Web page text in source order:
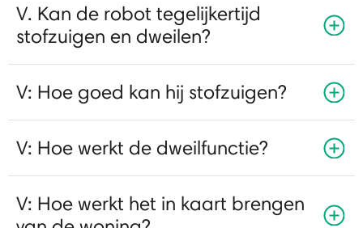
V. Kan de robot tegelijkertijd
stofzuigen en dweilen?
V: Hoe goed kan hij stofzuigen?
V: Hoe werkt de dweilfunctie?
V: Hoe werkt het in kaart brengen